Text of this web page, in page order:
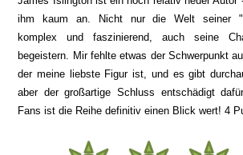
ihm kaum an. Nicht nur die Welt seiner
komplex und faszinierend, auch seine
begeistern. Mir fehlte etwas der Schwerpunkt
der meine liebste Figur ist, und es gibt
aber der großartige Schluss entschädigt
Fans ist die Reihe definitiv einen Blick wert! 4